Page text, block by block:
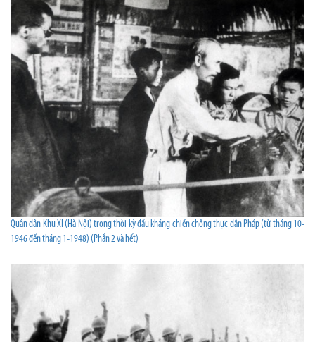
Quân dân Khu XI (Hà Nội) trong thời kỳ đầu kháng chiến chống thực dân Pháp (từ tháng 10-
1946 đến tháng 1-1948) (Phần 2 và hết)